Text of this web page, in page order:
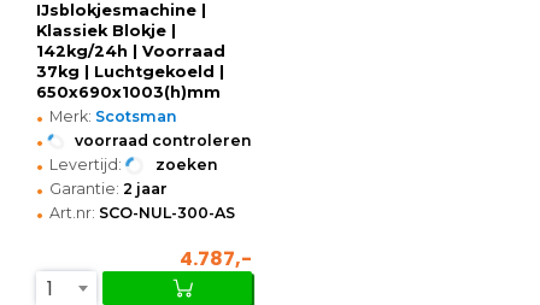
IJsblokjesmachine |
Klassiek Blokje |
142kg/24h | Voorraad
37kg | Luchtgekoeld |
650x690x1003(h)mm
• Merk: Scotsman
• voorraad controleren
• Levertijd: zoeken
• Garantie: 2 jaar
• Art.nr: SCO-NUL-300-AS
4.787,-
1